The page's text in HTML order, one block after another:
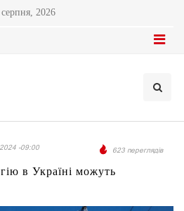
2026
-09:00 623 переглядів
в Україні можуть